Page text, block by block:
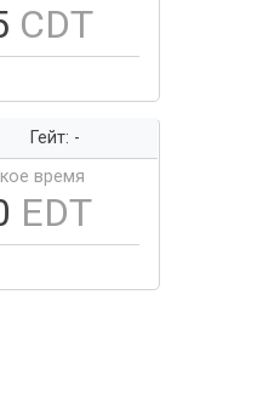
CDT
Гейт: -
время
EDT